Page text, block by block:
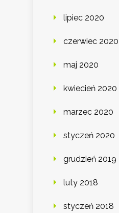
lipiec 2020
czerwiec 2020
maj 2020
kwiecień 2020
marzec 2020
styczeń 2020
grudzień 2019
luty 2018
styczeń 2018